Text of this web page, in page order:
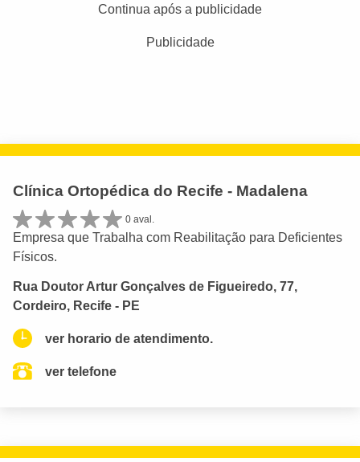
Continua após a publicidade
Publicidade
Clínica Ortopédica do Recife - Madalena
0 aval.
Empresa que Trabalha com Reabilitação para Deficientes
Físicos.
Rua Doutor Artur Gonçalves de Figueiredo, 77,
Cordeiro, Recife - PE
ver horario de atendimento.
ver telefone